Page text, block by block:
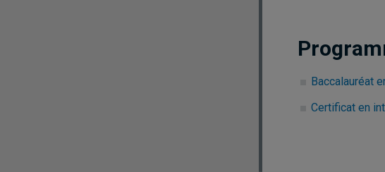
Baccalauréat
Certificat en